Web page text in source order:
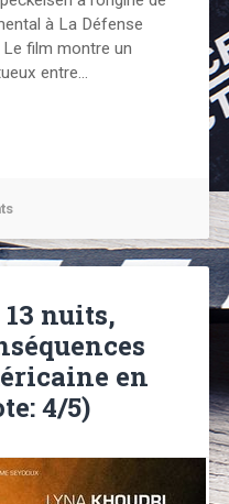
à La Défense
Le film montre un
entre…
nuits,
en
4/5)